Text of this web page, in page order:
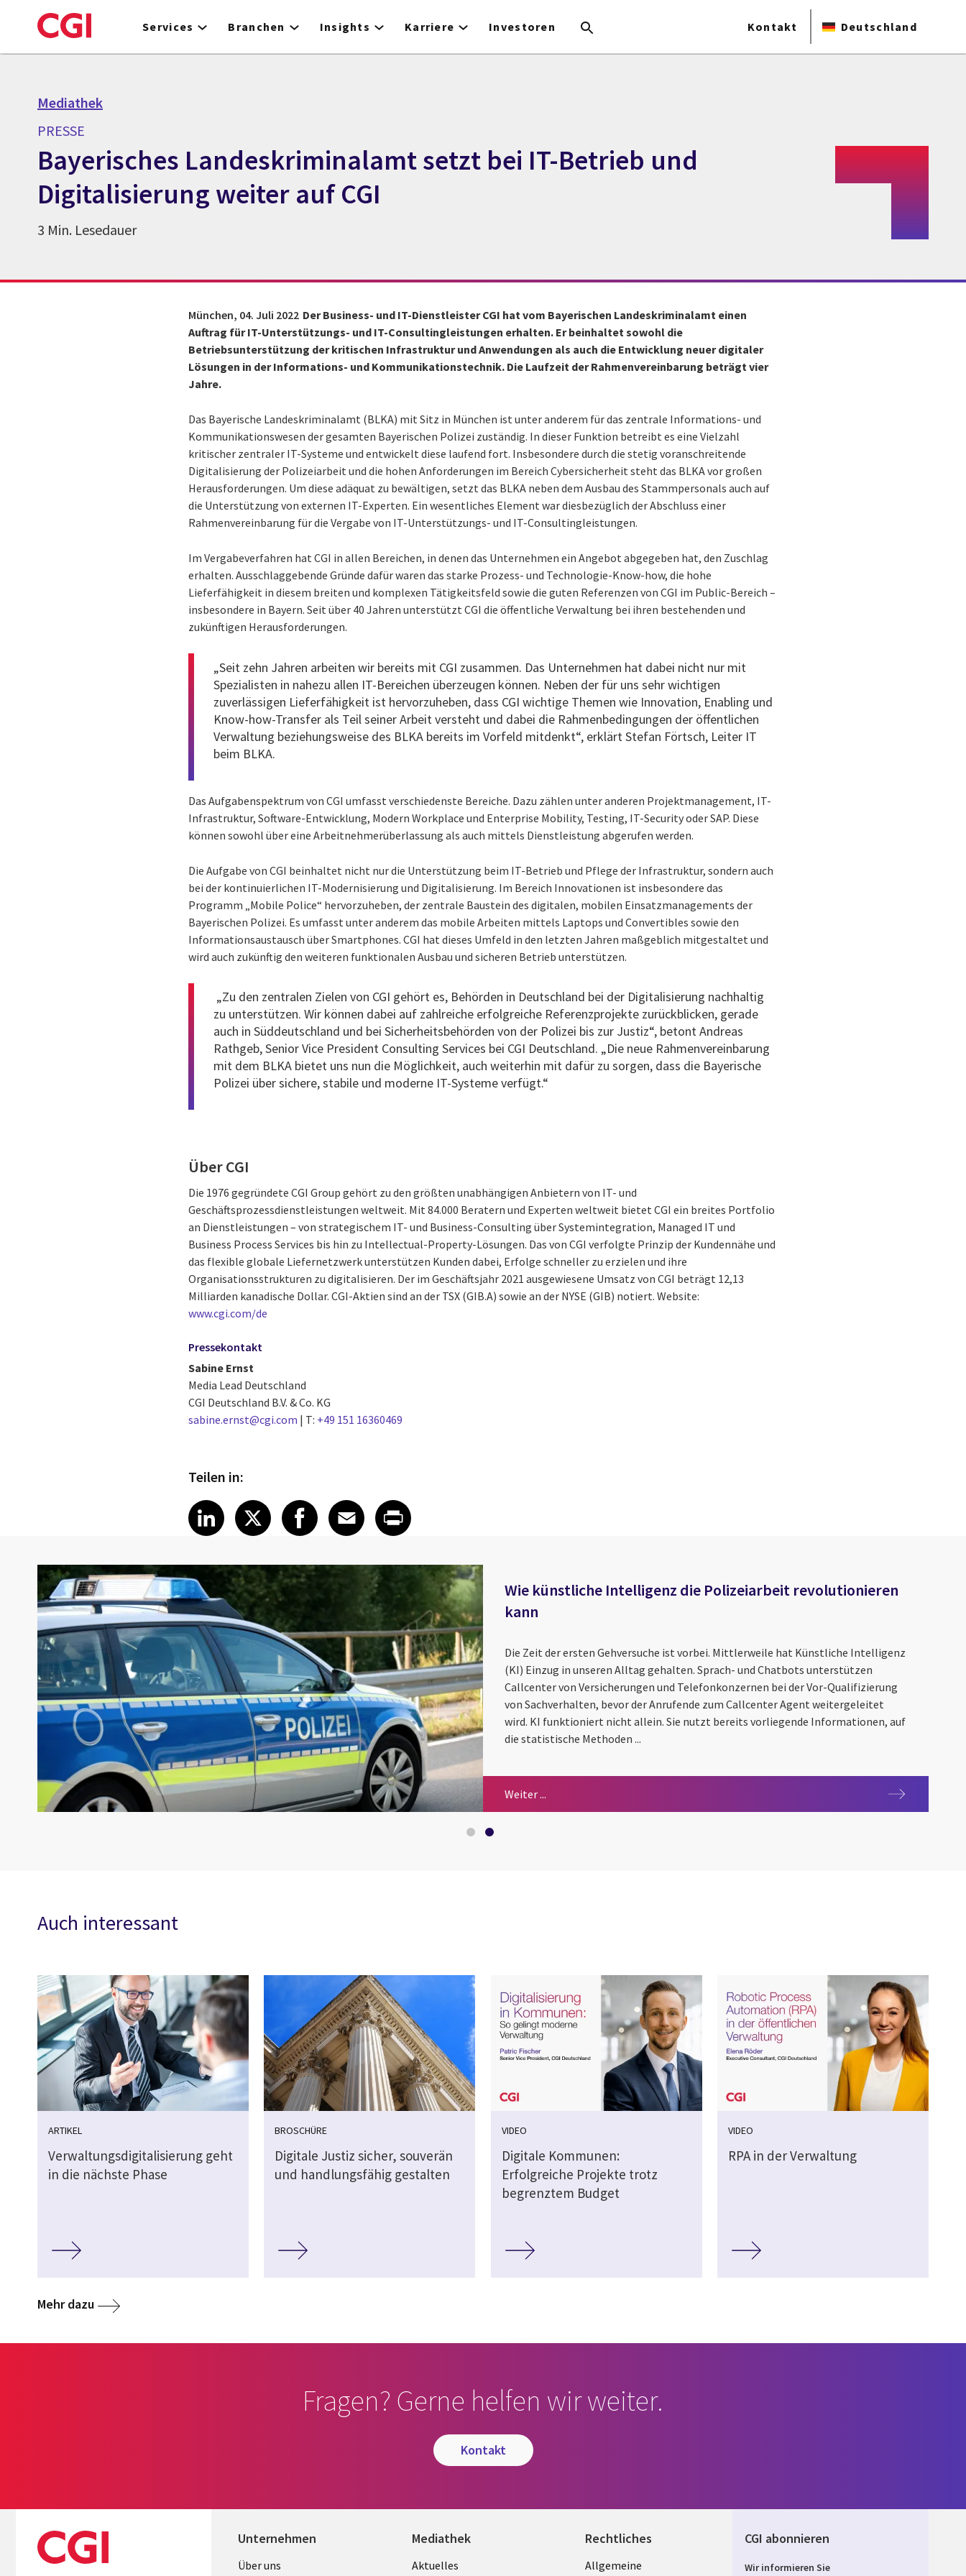
to
Services Branchen Insights Karriere Investoren Kontakt Deutschland
Mediathek
PRESSE
Bayerisches Landeskriminalamt setzt bei IT-Betrieb und
Digitalisierung weiter auf CGI
3 Min. Lesedauer
München, 04. Juli 2022 Der Business- und IT-Dienstleister CGI hat vom Bayerischen Landeskriminalamt einen
Auftrag für IT-Unterstützungs- und IT-Consultingleistungen erhalten. Er beinhaltet sowohl die
Betriebsunterstützung der kritischen Infrastruktur und Anwendungen als auch die Entwicklung neuer digitaler
Lösungen in der Informations- und Kommunikationstechnik. Die Laufzeit der Rahmenvereinbarung beträgt vier
Jahre.
Das Bayerische Landeskriminalamt (BLKA) mit Sitz in München ist unter anderem für das zentrale Informations- und
Kommunikationswesen der gesamten Bayerischen Polizei zuständig. In dieser Funktion betreibt es eine Vielzahl
kritischer zentraler IT-Systeme und entwickelt diese laufend fort. Insbesondere durch die stetig voranschreitende
Digitalisierung der Polizeiarbeit und die hohen Anforderungen im Bereich Cybersicherheit steht das BLKA vor großen
Herausforderungen. Um diese adäquat zu bewältigen, setzt das BLKA neben dem Ausbau des Stammpersonals auch auf
die Unterstützung von externen IT-Experten. Ein wesentliches Element war diesbezüglich der Abschluss einer
Rahmenvereinbarung für die Vergabe von IT-Unterstützungs- und IT-Consultingleistungen.
Im Vergabeverfahren hat CGI in allen Bereichen, in denen das Unternehmen ein Angebot abgegeben hat, den Zuschlag
erhalten. Ausschlaggebende Gründe dafür waren das starke Prozess- und Technologie-Know-how, die hohe
Lieferfähigkeit in diesem breiten und komplexen Tätigkeitsfeld sowie die guten Referenzen von CGI im Public-Bereich –
insbesondere in Bayern. Seit über 40 Jahren unterstützt CGI die öffentliche Verwaltung bei ihren bestehenden und
zukünftigen Herausforderungen.
„Seit zehn Jahren arbeiten wir bereits mit CGI zusammen. Das Unternehmen hat dabei nicht nur mit
Spezialisten in nahezu allen IT-Bereichen überzeugen können. Neben der für uns sehr wichtigen
zuverlässigen Lieferfähigkeit ist hervorzuheben, dass CGI wichtige Themen wie Innovation, Enabling und
Know-how-Transfer als Teil seiner Arbeit versteht und dabei die Rahmenbedingungen der öffentlichen
Verwaltung beziehungsweise des BLKA bereits im Vorfeld mitdenkt“, erklärt Stefan Förtsch, Leiter IT
beim BLKA.
Das Aufgabenspektrum von CGI umfasst verschiedenste Bereiche. Dazu zählen unter anderen Projektmanagement, IT-
Infrastruktur, Software-Entwicklung, Modern Workplace und Enterprise Mobility, Testing, IT-Security oder SAP. Diese
können sowohl über eine Arbeitnehmerüberlassung als auch mittels Dienstleistung abgerufen werden.
Die Aufgabe von CGI beinhaltet nicht nur die Unterstützung beim IT-Betrieb und Pflege der Infrastruktur, sondern auch
bei der kontinuierlichen IT-Modernisierung und Digitalisierung. Im Bereich Innovationen ist insbesondere das
Programm „Mobile Police“ hervorzuheben, der zentrale Baustein des digitalen, mobilen Einsatzmanagements der
Bayerischen Polizei. Es umfasst unter anderem das mobile Arbeiten mittels Laptops und Convertibles sowie den
Informationsaustausch über Smartphones. CGI hat dieses Umfeld in den letzten Jahren maßgeblich mitgestaltet und
wird auch zukünftig den weiteren funktionalen Ausbau und sicheren Betrieb unterstützen.
„Zu den zentralen Zielen von CGI gehört es, Behörden in Deutschland bei der Digitalisierung nachhaltig
zu unterstützen. Wir können dabei auf zahlreiche erfolgreiche Referenzprojekte zurückblicken, gerade
auch in Süddeutschland und bei Sicherheitsbehörden von der Polizei bis zur Justiz“, betont Andreas
Rathgeb, Senior Vice President Consulting Services bei CGI Deutschland. „Die neue Rahmenvereinbarung
mit dem BLKA bietet uns nun die Möglichkeit, auch weiterhin mit dafür zu sorgen, dass die Bayerische
Polizei über sichere, stabile und moderne IT-Systeme verfügt.“
Über CGI
Die 1976 gegründete CGI Group gehört zu den größten unabhängigen Anbietern von IT- und
Geschäftsprozessdienstleistungen weltweit. Mit 84.000 Beratern und Experten weltweit bietet CGI ein breites Portfolio
an Dienstleistungen – von strategischem IT- und Business-Consulting über Systemintegration, Managed IT und
Business Process Services bis hin zu Intellectual-Property-Lösungen. Das von CGI verfolgte Prinzip der Kundennähe und
das flexible globale Liefernetzwerk unterstützen Kunden dabei, Erfolge schneller zu erzielen und ihre
Organisationsstrukturen zu digitalisieren. Der im Geschäftsjahr 2021 ausgewiesene Umsatz von CGI beträgt 12,13
Milliarden kanadische Dollar. CGI-Aktien sind an der TSX (GIB.A) sowie an der NYSE (GIB) notiert. Website:
www.cgi.com/de
Pressekontakt
Sabine Ernst
Media Lead Deutschland
CGI Deutschland B.V. & Co. KG
sabine.ernst@cgi.com | T: +49 151 16360469
Teilen in:
Share article on LinkedIn
LinkedIn
Share article on X
XShare article on Facebook
Facebook
Share article on Email
Email
Share article on Print
Wie künstliche Intelligenz die Polizeiarbeit revolutionieren
kann
Die Zeit der ersten Gehversuche ist vorbei. Mittlerweile hat Künstliche Intelligenz
(KI) Einzug in unseren Alltag gehalten. Sprach- und Chatbots unterstützen
Callcenter von Versicherungen und Telefonkonzernen bei der Vor-Qualifizierung
von Sachverhalten, bevor der Anrufende zum Callcenter Agent weitergeleitet
wird. KI funktioniert nicht allein. Sie nutzt bereits vorliegende Informationen, auf
die statistische Methoden ...
Weiter ...
Auch interessant
ARTIKEL
Verwaltungsdigitalisierung geht
in die nächste Phase
BROSCHÜRE
Digitale Justiz sicher, souverän
und handlungsfähig gestalten
VIDEO
Digitale Kommunen:
Erfolgreiche Projekte trotz
begrenztem Budget
VIDEO
RPA in der Verwaltung
Mehr dazu
Fragen? Gerne helfen wir weiter.
kontakt
Unternehmen
Useful
Über uns
Mediathek
Library
Aktuelles
Rechtliches
Legal
Allgemeine
CGI abonnieren
Wir informieren Sie